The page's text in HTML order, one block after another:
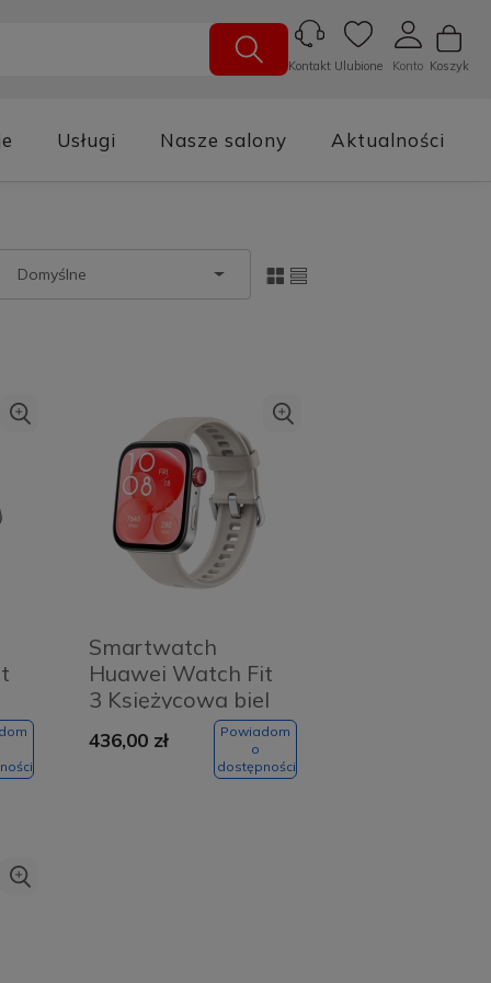
Koszyk
Konto
Ulubione
Kontakt
Usługi Nasze salony Aktualności
Smartwatch
Huawei Watch Fit
3 Księżycowa biel
436,00 zł
Powiadom
o
dostępności